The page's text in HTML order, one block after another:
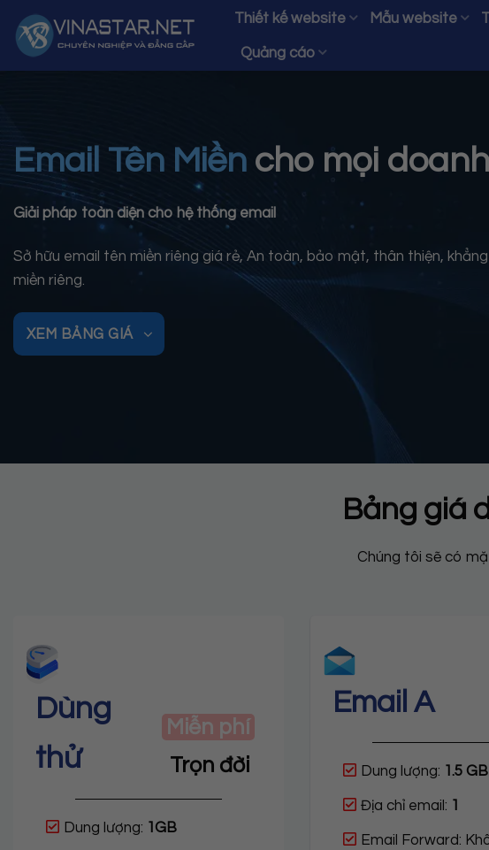
qua
Thiết kế website Mẫu website
Quảng cáo
Email Tên Miền cho mọi
Giải pháp toàn diện cho hệ thống email
Sở hữu email tên miền riêng giá rẻ, An toàn, bảo mật, thân thiện,
miền riêng.
XEM BẢNG GIÁ
Bảng giá
Chúng tôi sẽ có
Dùng
thử
Miễn phí
Trọn đời
Dung lượng: 1GB
Email A
Dung lượng: 1.5 GB
Địa chỉ email: 1
Email Forward: